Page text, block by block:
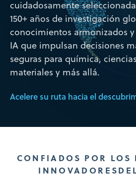
cuidadosamente
150+ años de investigación
conocimientos armonizados
IA que impulsan decisiones
seguras para química,
materiales y más allá.
Acelere su ruta hacia el
CONFIADOS POR LOS
INNOVADORES